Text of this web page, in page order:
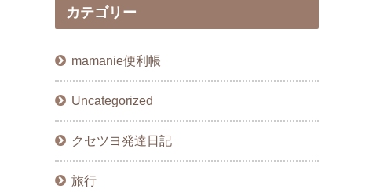
カテゴリー
mamanie便利帳
Uncategorized
クセツヨ発達日記
旅行